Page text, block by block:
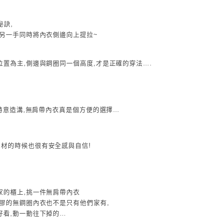
訣,
一手同時將內衣側邊向上提拉~
置為主,側邊與鋼圈同一個高度,才是正確的穿法….
造溝,無肩帶內衣真是個方便的選擇…
的時候也很有安全感與自信!
的櫃上,挑一件無肩帶內衣
的無鋼圈內衣也不是只有他們家有,
看,動一動往下掉的…